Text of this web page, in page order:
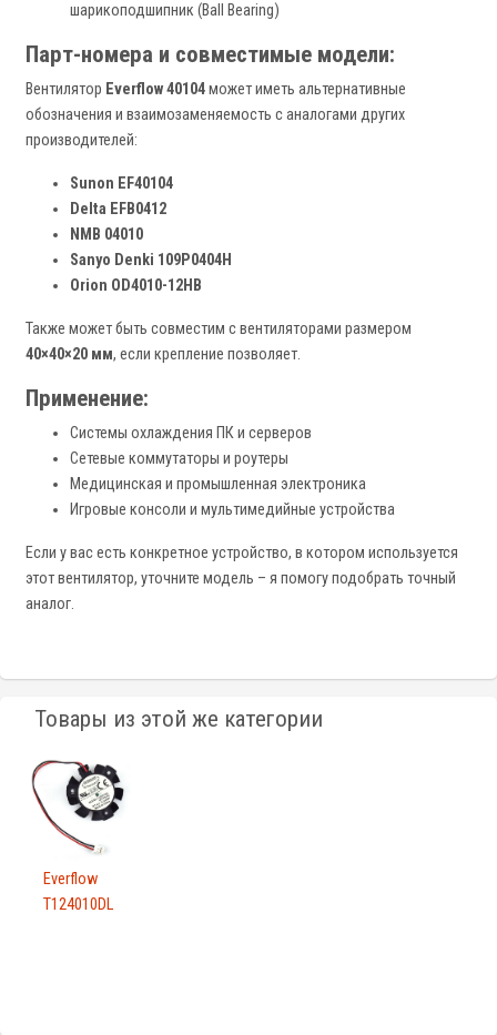
шарикоподшипник (Ball Bearing)
Парт-номера и совместимые модели:
Вентилятор Everflow 40104может иметь альтернативные
обозначения и взаимозаменяемость с аналогами других
производителей:
Sunon EF40104
Delta EFB0412
NMB 04010
Sanyo Denki 109P0404H
Orion OD4010-12HB
Также может быть совместим с вентиляторами размером
40×40×20 мм, если крепление позволяет.
Применение:
Системы охлаждения ПК и серверов
Сетевые коммутаторы и роутеры
Медицинская и промышленная электроника
Игровые консоли и мультимедийные устройства
Если у вас есть конкретное устройство, в котором используется
этот вентилятор, уточните модель – я помогу подобрать точный
аналог.
Товары из этой же категории
Everflow
T124010DL